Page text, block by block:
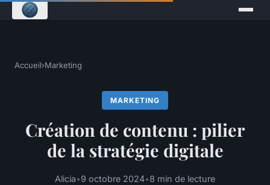
Accueil›Marketing
MARKETING
Création de contenu : pilier
de la stratégie digitale
Alicia•9 octobre 2024•8 min de lecture